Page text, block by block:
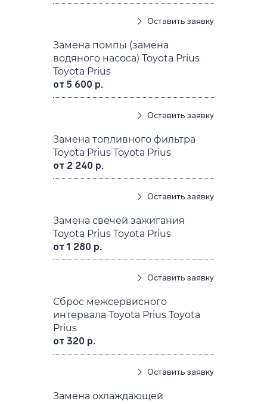
Оставить заявку
Замена помпы (замена
водяного насоса) Toyota Prius
Toyota Prius
от 5 600 р.
Оставить заявку
Замена топливного фильтра
Toyota Prius Toyota Prius
от 2 240 р.
Оставить заявку
Замена свечей зажигания
Toyota Prius Toyota Prius
от 1 280 р.
Оставить заявку
Сброс межсервисного
интервала Toyota Prius Toyota
Prius
от 320 р.
Оставить заявку
Замена охлаждающей